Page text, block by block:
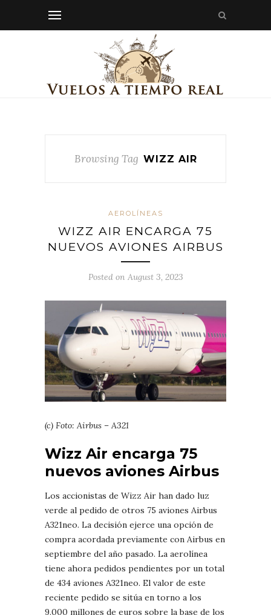
Browsing Tag WIZZ AIR
AEROLÍNEAS
WIZZ AIR ENCARGA 75
NUEVOS AVIONES AIRBUS
Posted on August 3, 2023
(c) Foto: Airbus – A321
Wizz Air encarga 75
nuevos aviones Airbus
Los accionistas de Wizz Air han dado luz
verde al pedido de otros 75 aviones Airbus
A321neo. La decisión ejerce una opción de
compra acordada previamente con Airbus en
septiembre del año pasado. La aerolínea
tiene ahora pedidos pendientes por un total
de 434 aviones A321neo. El valor de este
reciente pedido se sitúa en torno a los
9.000 millones de euros sobre la base de los